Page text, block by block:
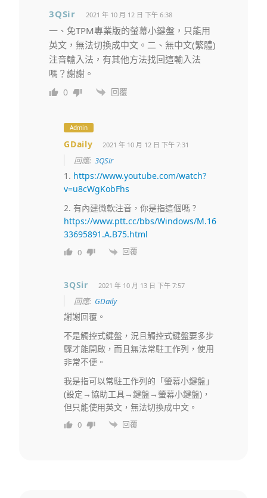
3QSir 2021 年 10 月 12 日 下午 6:38
一、免TPM專業版的螢幕小鍵盤，只能用
英文，無法切換成中文。二、無中文(繁體)
注音輸入法，有其他方法找回這輸入法
嗎？謝謝。
0 回覆
Admin
GDaily 2021 年 10 月 12 日 下午 7:31
回應:3QSir
1. https://www.youtube.com/watch?
v=u8cWgKobFhs
2. 有內建微軟注音，你是指這個嗎 ?
https://www.ptt.cc/bbs/Windows/M.16
33695891.A.B75.html
0 回覆
3QSir 2021 年 10 月 13 日 下午 7:57
回應: GDaily
謝謝回覆。
不是觸控式鍵盤，況且觸控式鍵盤要多步
驟才能開啟，而且無法常駐工作列，使用
非常不便。
我是指可以常駐工作列的「螢幕小鍵盤」
(設定→協助工具→鍵盤→螢幕小鍵盤)，
但只能使用英文，無法切換成中文。
0 回覆